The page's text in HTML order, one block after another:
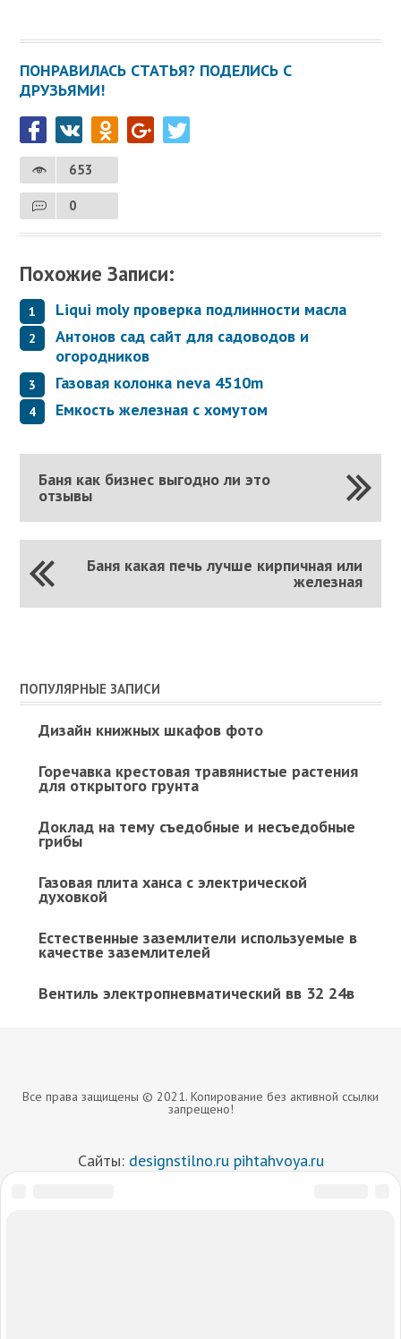
ПОНРАВИЛАСЬ СТАТЬЯ? ПОДЕЛИСЬ С
ДРУЗЬЯМИ!
653
0
Похожие Записи:
Liqui moly проверка подлинности масла
Антонов сад сайт для садоводов и
огородников
Газовая колонка neva 4510m
Емкость железная с хомутом
Баня как бизнес выгодно ли это
отзывы
Баня какая печь лучше кирпичная или
железная
ПОПУЛЯРНЫЕ ЗАПИСИ
Дизайн книжных шкафов фото
Горечавка крестовая травянистые растения
для открытого грунта
Доклад на тему съедобные и несъедобные
грибы
Газовая плита ханса с электрической
духовкой
Естественные заземлители используемые в
качестве заземлителей
Вентиль электропневматический вв 32 24в
Все права защищены © 2021. Копирование без активной ссылки
запрещено!
Сайты: designstilno.ru pihtahvoya.ru